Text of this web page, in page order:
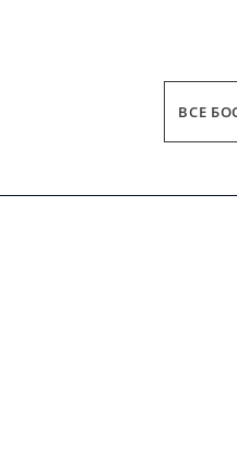
ВСЕ